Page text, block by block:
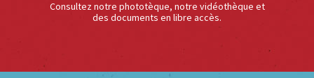
Consultez notre phototèque, notre vidéothèque et
des documents en libre accès.